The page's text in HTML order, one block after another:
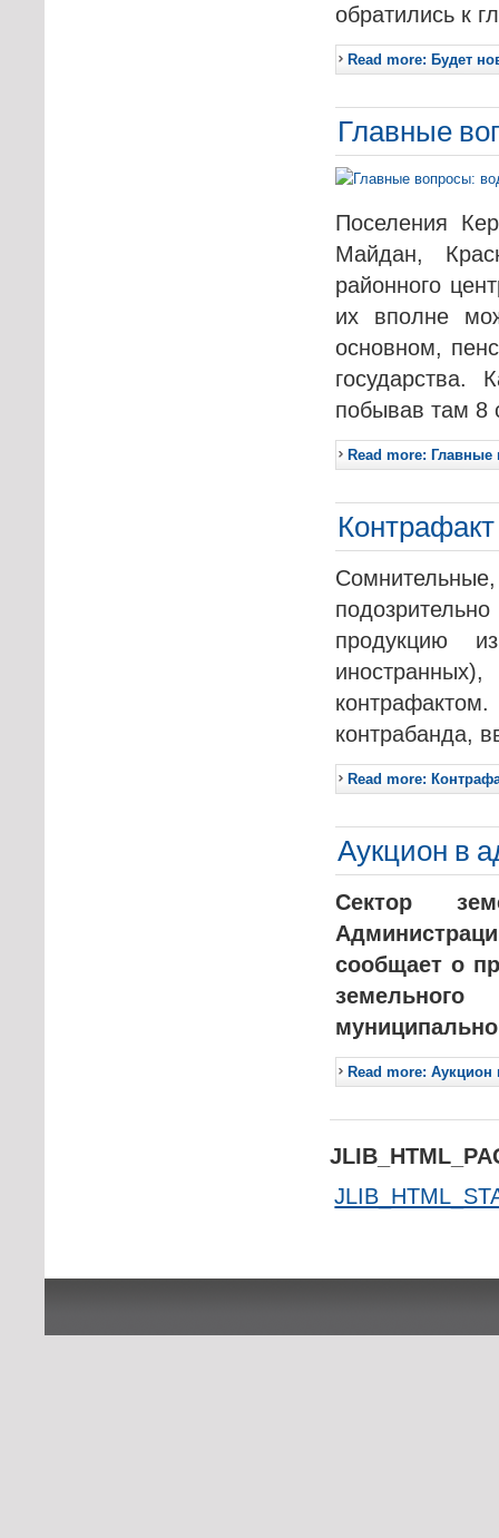
обратились к
Read more: Будет
Главные
Поселения
Майдан,
районного
их вполне
основном,
побывав там 8
Read more:
продукцию
контрабанда,
Read more:
Аукцион в
Сектор
сообщает о
Read more: Аукцион